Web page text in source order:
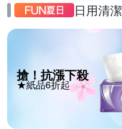
日用清潔
搶！抗漲下殺
★紙品6折起